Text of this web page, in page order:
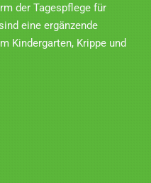
der Tagespflege für
eine ergänzende
Kindergarten, Krippe und